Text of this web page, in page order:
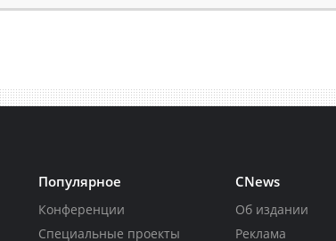
Популярное
Конференции
Специальные проекты
CNews
Об издании
Реклама